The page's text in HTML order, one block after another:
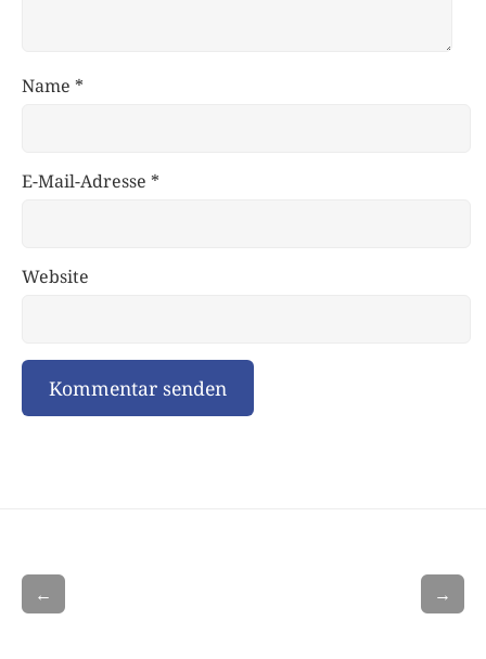
Name *
E-Mail-Adresse *
Website
← →